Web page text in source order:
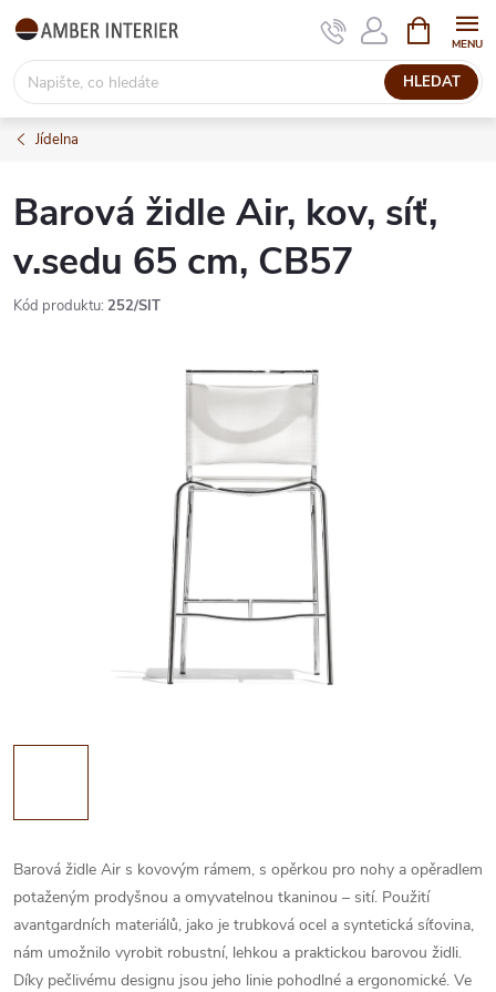
Přejít
obsah
HLEDAT
NÁKUPNÍ
KOŠÍK
Jídelna
Barová židle Air, kov, síť,
v.sedu 65 cm, CB57
Kód produktu: 252/SIT
Barová židle Air s kovovým rámem, s opěrkou pro nohy a opěradlem
potaženým prodyšnou a omyvatelnou tkaninou – sití. Použití
avantgardních materiálů, jako je trubková ocel a syntetická síťovina,
nám umožnilo vyrobit robustní, lehkou a praktickou barovou židli.
Díky pečlivému designu jsou jeho linie pohodlné a ergonomické. Ve